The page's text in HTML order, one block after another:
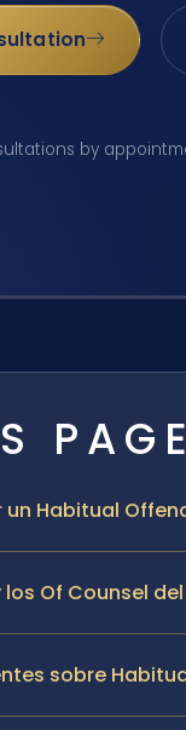
by
PAGE
Habitual
los Of Counsel
sobre